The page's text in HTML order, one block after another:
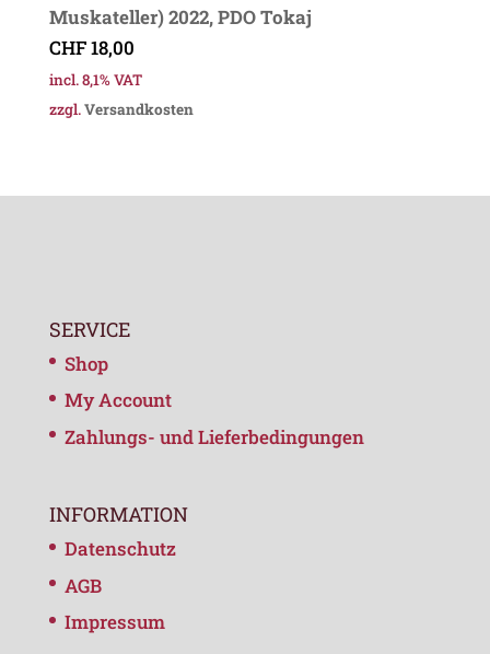
Muskateller) 2022, PDO Tokaj
CHF18,00
incl. 8,1% VAT
zzgl.Versandkosten
SERVICE
Shop
My Account
Zahlungs- und Lieferbedingungen
INFORMATION
Datenschutz
AGB
Impressum